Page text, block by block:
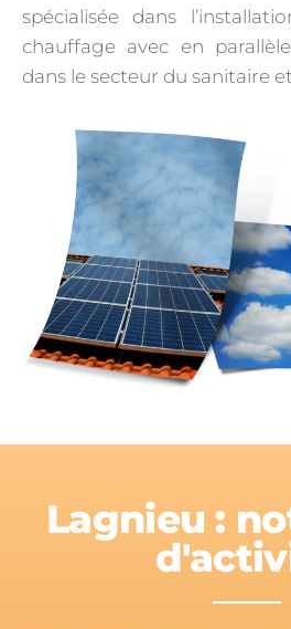
spécialisée dans
chauffage avec en
dans le secteur du sanitaire
Lagnieu :